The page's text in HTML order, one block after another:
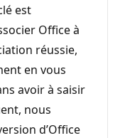
est
Office à
réussie,
en vous
avoir à saisir
nous
d’Office